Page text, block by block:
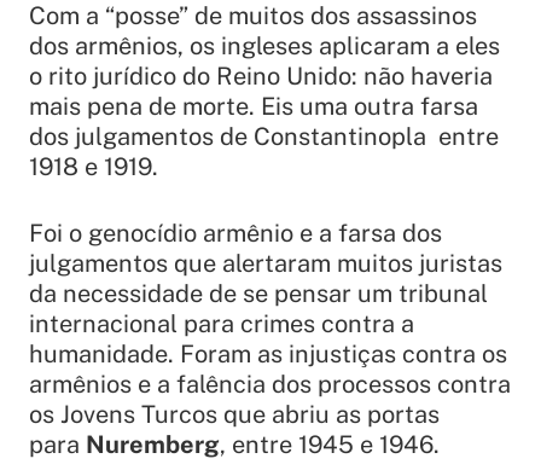
Com a “posse” de muitos dos assassinos
dos armênios, os ingleses aplicaram a eles
o rito jurídico do Reino Unido: não haveria
mais pena de morte. Eis uma outra farsa
dos julgamentos de Constantinopla entre
1918 e 1919.
Foi o genocídio armênio e a farsa dos
julgamentos que alertaram muitos juristas
da necessidade de se pensar um tribunal
internacional para crimes contra a
humanidade. Foram as injustiças contra os
armênios e a falência dos processos contra
os Jovens Turcos que abriu as portas
para Nuremberg, entre 1945 e 1946.